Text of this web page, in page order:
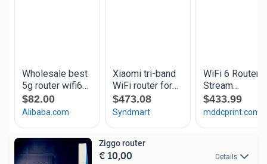
Ziggo router
€ 10,00 Details